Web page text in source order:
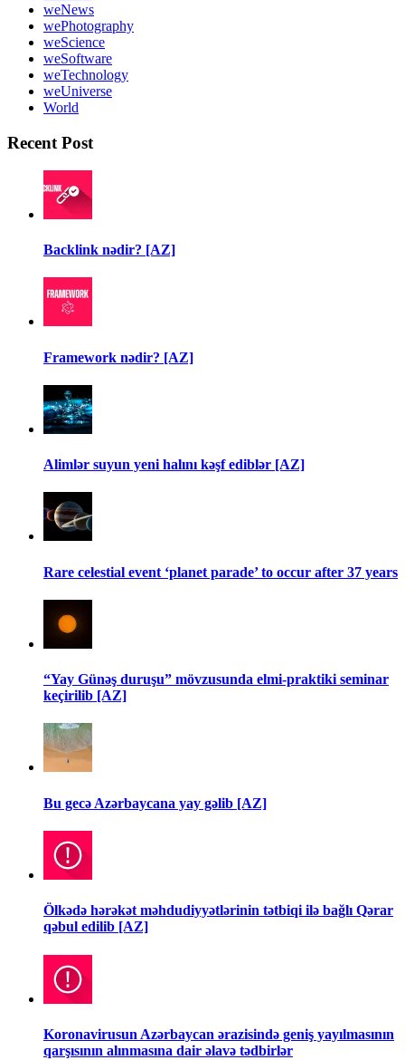
weNews
wePhotography
weScience
weSoftware
weTechnology
weUniverse
World
Recent Post
Backlink nədir? [AZ]
Framework nədir? [AZ]
Alimlər suyun yeni halını kəşf ediblər [AZ]
Rare celestial event ‘planet parade’ to occur after 37 years
“Yay Günəş duruşu” mövzusunda elmi-praktiki seminar
keçirilib [AZ]
Bu gecə Azərbaycana yay gəlib [AZ]
Ölkədə hərəkət məhdudiyyətlərinin tətbiqi ilə bağlı Qərar
qəbul edilib [AZ]
Koronavirusun Azərbaycan ərazisində geniş yayılmasının
qarşısının alınmasına dair əlavə tədbirlər